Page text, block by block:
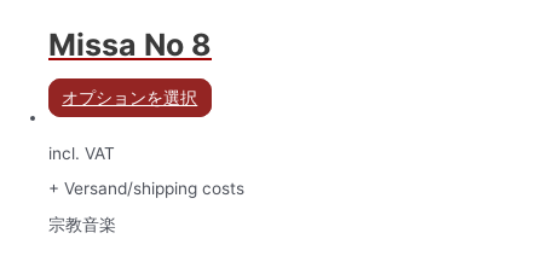
Missa No 8
オプションを選択
incl. VAT
+ Versand/shipping costs
宗教音楽